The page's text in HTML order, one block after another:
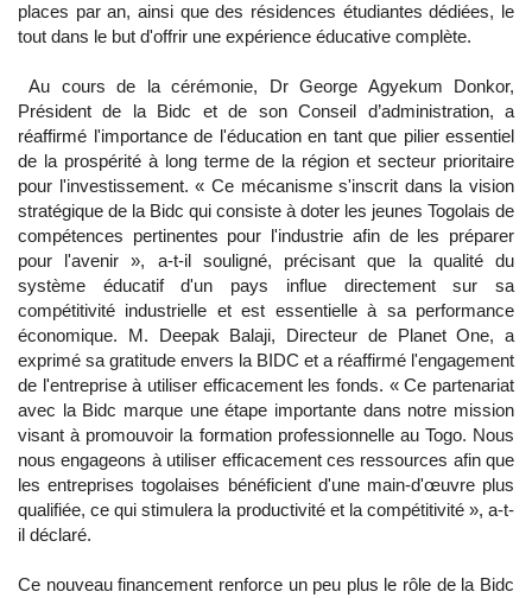
places par an, ainsi que des résidences étudiantes dédiées, le
tout dans le but d'offrir une expérience éducative complète.
Au cours de la cérémonie, Dr George Agyekum Donkor,
Président de la Bidc et de son Conseil d’administration, a
réaffirmé l'importance de l'éducation en tant que pilier essentiel
de la prospérité à long terme de la région et secteur prioritaire
pour l'investissement. « Ce mécanisme s'inscrit dans la vision
stratégique de la Bidc qui consiste à doter les jeunes Togolais de
compétences pertinentes pour l'industrie afin de les préparer
pour l'avenir », a-t-il souligné, précisant que la qualité du
système éducatif d'un pays influe directement sur sa
compétitivité industrielle et est essentielle à sa performance
économique. M. Deepak Balaji, Directeur de Planet One, a
exprimé sa gratitude envers la BIDC et a réaffirmé l'engagement
de l'entreprise à utiliser efficacement les fonds. « Ce partenariat
avec la Bidc marque une étape importante dans notre mission
visant à promouvoir la formation professionnelle au Togo. Nous
nous engageons à utiliser efficacement ces ressources afin que
les entreprises togolaises bénéficient d'une main-d'œuvre plus
qualifiée, ce qui stimulera la productivité et la compétitivité », a-t-
il déclaré.
Ce nouveau financement renforce un peu plus le rôle de la Bidc